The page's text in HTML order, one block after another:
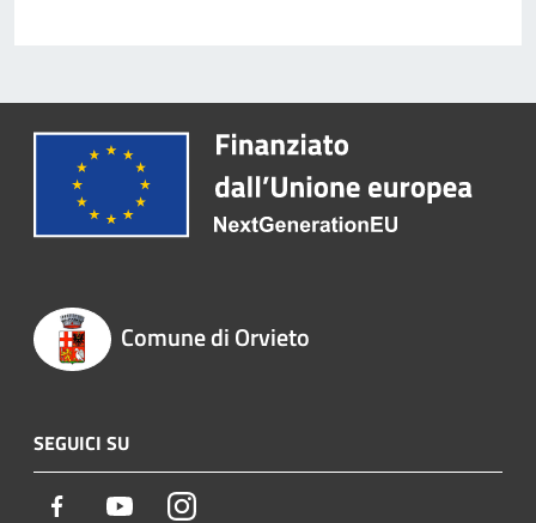
Comune di Orvieto
SEGUICI SU
Facebook YoutubeInstagram